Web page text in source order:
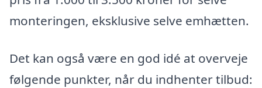
monteringen, eksklusive selve emhætten.
Det kan også være en god idé at overveje
følgende punkter, når du indhenter tilbud: